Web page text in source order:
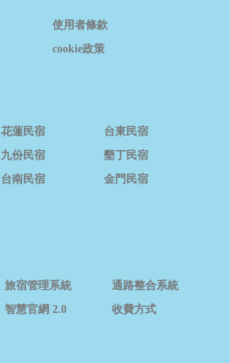
使用者條款
cookie政策
花蓮民宿
台東民宿
九份民宿
墾丁民宿
台南民宿
金門民宿
旅宿管理系統
通路整合系統
智慧官網 2.0
收費方式